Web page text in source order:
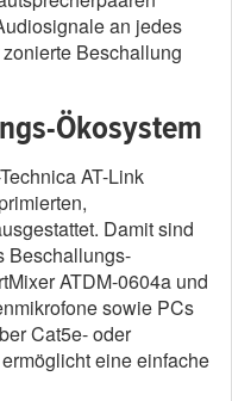
an jedes
Beschallung
Ökosystem
AT-Link
Damit sind
Beschallungs-
ATDM-0604a und
sowie PCs
Cat5e- oder
eine einfache